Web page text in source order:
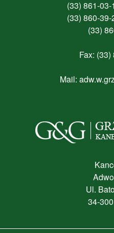
(33) 861-
(33) 860-
(33)
Fax:
Mail:
Ul.
34-